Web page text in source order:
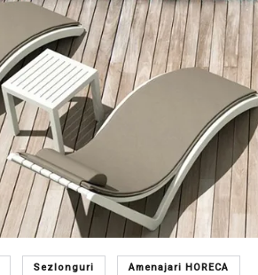
Sezlonguri Amenajari HORECA